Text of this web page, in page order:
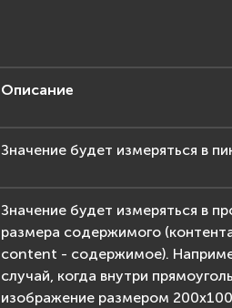
Описание
Значение будет измеряться в
Значение будет измеряться в
размера содержимого
content - содержимое).
случай, когда внутри
изображение размером